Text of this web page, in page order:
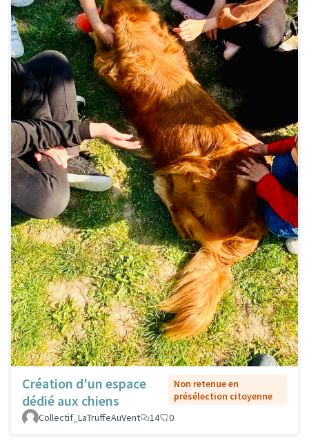
Création d'un espace
dédié aux chiens
Non retenue en
présélection citoyenne
Collectif_LaTruffeAuVent
14 0